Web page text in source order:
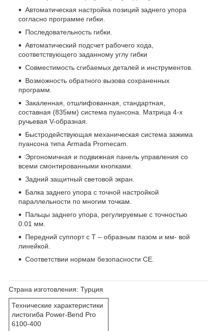
Автоматическая настройка позиций заднего упора
согласно программе гибки.
Последовательность гибки.
Автоматический подсчет рабочего хода,
соответствующего заданному углу гибки
Совместимость сгибаемых деталей и инструментов.
Возможность обратного вызова сохраненных
программ.
Закаленная, отшлифованная, стандартная,
составная (835мм) система пуансона. Матрица 4-х
ручьевая V-образная.
Быстродействующая механическая система зажима
пуансона типа Armada Promecam.
Эргономичная и подвижная панель управления со
всеми смонтированными кнопками.
Задний защитный световой экран.
Балка заднего упора с точной настройкой
параллельности по многим точкам.
Пальцы заднего упора, регулируемые с точностью
0.01 мм.
Передний суппорт с Т – образным пазом и мм- вой
линейкой.
Соответствии нормам безопасности СЕ.
Страна изготовления: Турция
Технические характеристики
листогиба Power-Bend Pro
6100-400